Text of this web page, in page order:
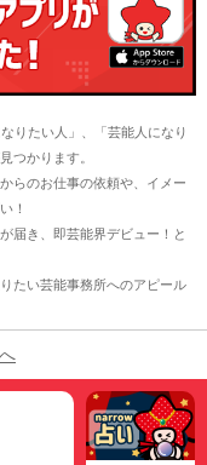
りたい人」、「芸能人になり
つかります。
らのお仕事の依頼や、イメー
！
届き、即芸能界デビュー！と
たい芸能事務所へのアピール